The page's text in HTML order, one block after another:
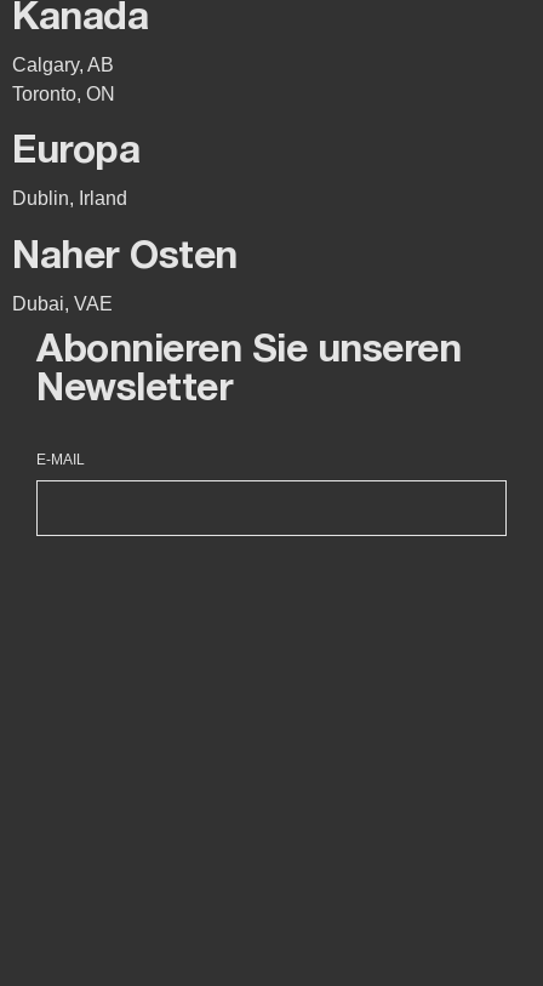
Kanada
Calgary, AB
Toronto, ON
Europa
Dublin, Irland
Naher Osten
Dubai, VAE
Abonnieren Sie unseren
Newsletter
E-MAIL